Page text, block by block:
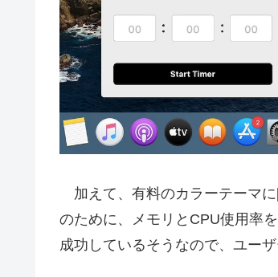
加えて、有料のカラーテーマ
のために、メモリとCPU使用率
成功しているそうなので、ユー